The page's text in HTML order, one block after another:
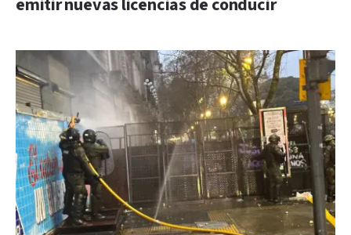
emitir nuevas licencias de conducir